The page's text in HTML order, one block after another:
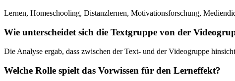
Lernen, Homeschooling, Distanzlernen, Motivationsforschung,
Wie unterscheidet sich die Textgruppe von der
Die Analyse ergab, dass zwischen der Text- und der Videogruppe
Welche Rolle spielt das Vorwissen für den Lerneffekt?